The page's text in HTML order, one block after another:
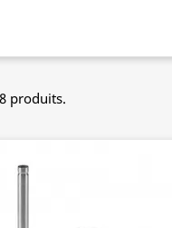
produits.